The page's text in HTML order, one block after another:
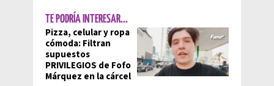
TE PODRÍA INTERESAR...
Pizza, celular y ropa
cómoda: Filtran
supuestos
PRIVILEGIOS de Fofo
Márquez en la cárcel